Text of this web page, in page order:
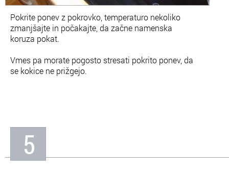
Pokrite ponev z pokrovko, temperaturo nekoliko
zmanjšajte in počakajte, da začne namenska
koruza pokat.
Vmes pa morate pogosto stresati pokrito ponev, da
se kokice ne prižgejo.
5